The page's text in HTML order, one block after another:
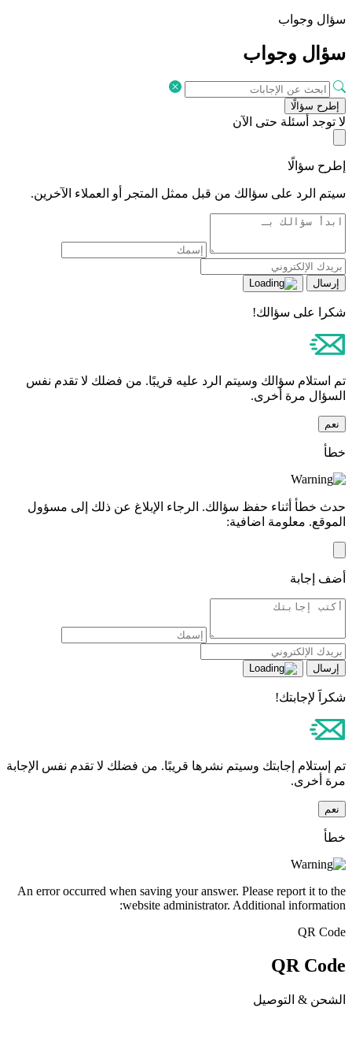
سؤال وجواب
سؤال وجواب
إطرح سؤالًا
لا توجد أسئلة حتى الآن
إطرح سؤالًا
سيتم الرد على سؤالك من قبل ممثل المتجر أو العملاء الآخرين.
إرسال
شكرا على سؤالك!
تم استلام سؤالك وسيتم الرد عليه قريبًا. من فضلك لا تقدم نفس
السؤال مرة أخرى.
نعم
خطأ
حدث خطأ أثناء حفظ سؤالك. الرجاء الإبلاغ عن ذلك إلى مسؤول
الموقع. معلومة اضافية:
أضف إجابة
إرسال
شكراََ لإجابتك!
تم إستلام إجابتك وسيتم نشرها قريبًا. من فضلك لا تقدم نفس الإجابة
مرة أخرى.
نعم
خطأ
An error occurred when saving your answer. Please report it to the
website administrator. Additional information:
QR Code
QR Code
الشحن & التوصيل